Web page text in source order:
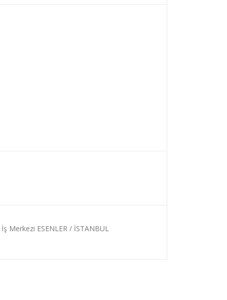
Merkezi ESENLER / İSTANBUL